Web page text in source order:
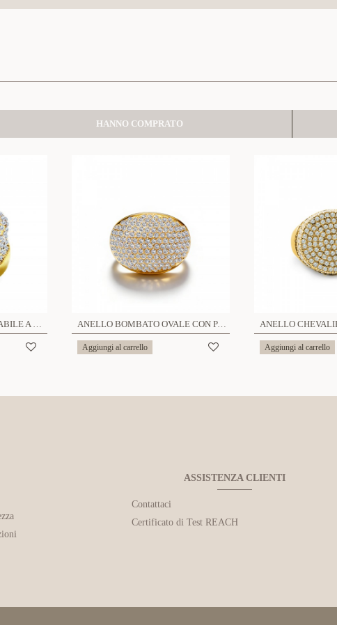
HANNO COMPRATO
ANELLO APERTO REGOLABILE A CUORE CON PAVÉ DI ZIRCONI - YC25112C50 ANELLO BOMBATO OVALE CON PAVÉ DI ZIRCONI - MY251288C241
Aggiungi al carrello Aggiungi al carrello
ASSISTENZA CLIENTI
Contattaci
Certificato di Test REACH